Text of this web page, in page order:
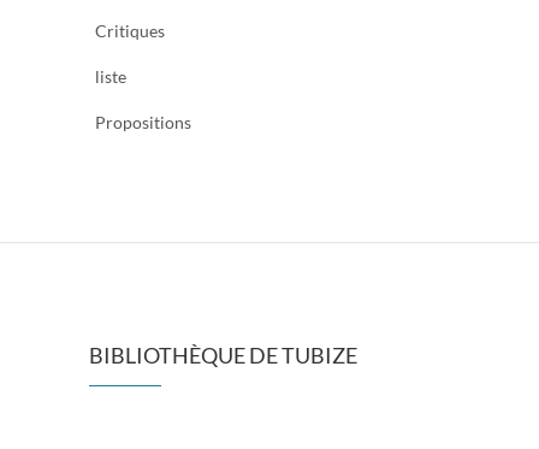
Critiques
liste
Propositions
BIBLIOTHÈQUE DE TUBIZE